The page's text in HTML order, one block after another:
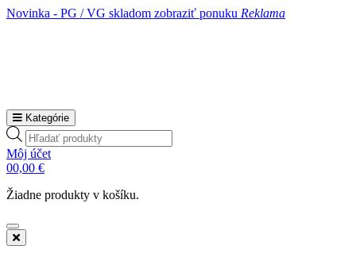
Novinka - PG / VG skladom zobraziť ponuku Reklama
Kategórie
Products
search
Môj účet
00,00 €
Žiadne produkty v košíku.